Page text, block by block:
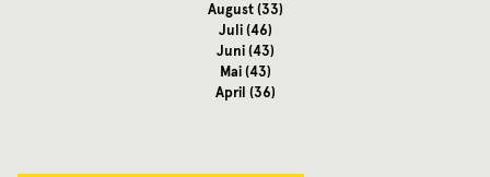
August(33)
Juli(46)
Juni(43)
Mai(43)
April (36)